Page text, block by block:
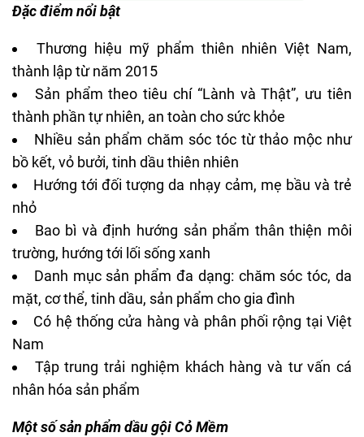
Đặc điểm nổi bật
Thương hiệu mỹ phẩm thiên nhiên Việt Nam,
thành lập từ năm 2015
Sản phẩm theo tiêu chí “Lành và Thật”, ưu tiên
thành phần tự nhiên, an toàn cho sức khỏe
Nhiều sản phẩm chăm sóc tóc từ thảo mộc như
bồ kết, vỏ bưởi, tinh dầu thiên nhiên
Hướng tới đối tượng da nhạy cảm, mẹ bầu và trẻ
nhỏ
Bao bì và định hướng sản phẩm thân thiện môi
trường, hướng tới lối sống xanh
Danh mục sản phẩm đa dạng: chăm sóc tóc, da
mặt, cơ thể, tinh dầu, sản phẩm cho gia đình
Có hệ thống cửa hàng và phân phối rộng tại Việt
Nam
Tập trung trải nghiệm khách hàng và tư vấn cá
nhân hóa sản phẩm
Một số sản phẩm dầu gội Cỏ Mềm